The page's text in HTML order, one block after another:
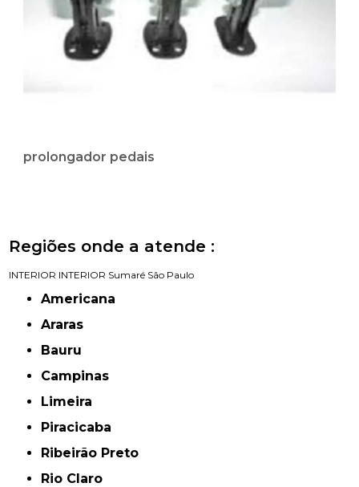
prolongador pedais
Regiões onde a atende :
INTERIOR INTERIOR Sumaré São Paulo
Americana
Araras
Bauru
Campinas
Limeira
Piracicaba
Ribeirão Preto
Rio Claro